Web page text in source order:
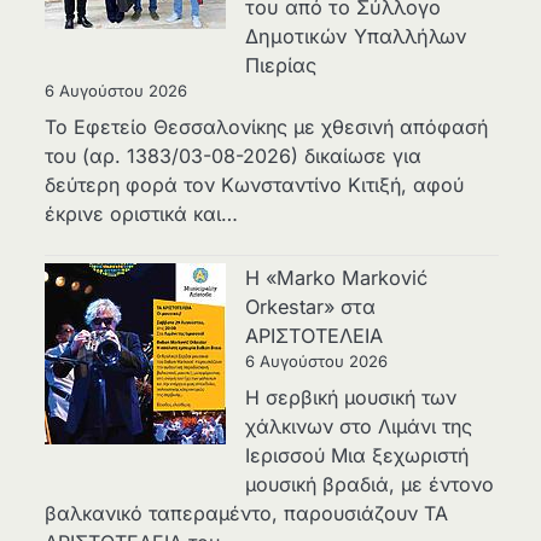
του από το Σύλλογο
Δημοτικών Υπαλλήλων
Πιερίας
6 Αυγούστου 2026
Το Εφετείο Θεσσαλονίκης με χθεσινή απόφασή
του (αρ. 1383/03-08-2026) δικαίωσε για
δεύτερη φορά τον Κωνσταντίνο Κιτιξή, αφού
έκρινε οριστικά και…
Η «Marko Marković
Orkestar» στα
ΑΡΙΣΤΟΤΕΛΕΙΑ
6 Αυγούστου 2026
Η σερβική μουσική των
χάλκινων στο Λιμάνι της
Ιερισσού Μια ξεχωριστή
μουσική βραδιά, με έντονο
βαλκανικό ταπεραμέντο, παρουσιάζουν ΤΑ